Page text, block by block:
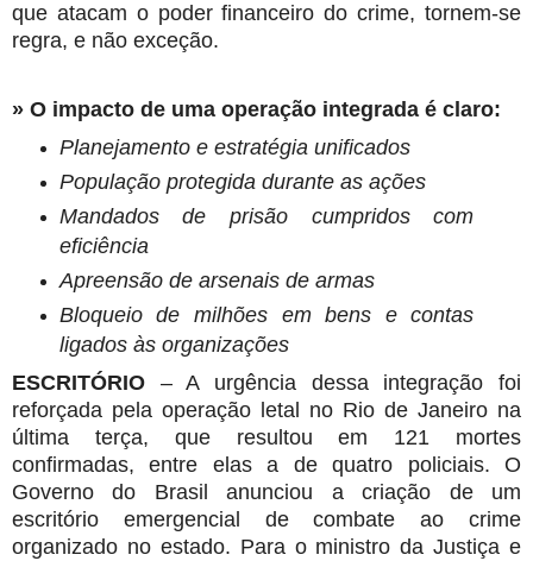
que atacam o poder financeiro do crime, tornem-se
regra, e não exceção.
» O impacto de uma operação integrada é claro:
Planejamento e estratégia unificados
População protegida durante as ações
Mandados de prisão cumpridos com
eficiência
Apreensão de arsenais de armas
Bloqueio de milhões em bens e contas
ligados às organizações
ESCRITÓRIO
– A urgência dessa integração foi
reforçada pela operação letal no Rio de Janeiro na
última terça, que resultou em 121 mortes
confirmadas, entre elas a de quatro policiais. O
Governo do Brasil anunciou a criação de um
escritório emergencial de combate ao crime
organizado no estado. Para o ministro da Justiça e